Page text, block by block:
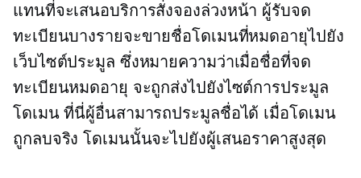
แทนที่จะเสนอบริการสั่งจองล่วงหน้า ผู้รับจด
ทะเบียนบางรายจะขายชื่อโดเมนที่หมดอายุไปยัง
เว็บไซต์ประมูล ซึ่งหมายความว่าเมื่อชื่อที่จด
ทะเบียนหมดอายุ จะถูกส่งไปยังไซต์การประมูล
โดเมน ที่นี่ผู้อื่นสามารถประมูลชื่อได้ เมื่อโดเมน
ถูกลบจริง โดเมนนั้นจะไปยังผู้เสนอราคาสูงสุด